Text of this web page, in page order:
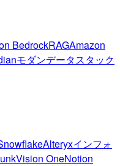
BedrockRAGAmazon
モダンデータスタック
Alteryxインフォ
Vision OneNotion